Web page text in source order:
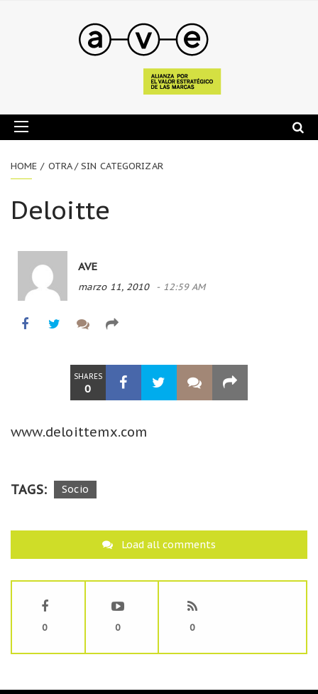
HOME OTRA / SIN CATEGORIZAR
Deloitte
AVE
marzo 11, 2010 12:59 AM
SHARES
0
www.deloittemx.com
TAGS: Socio
Load all comments
0 0 0